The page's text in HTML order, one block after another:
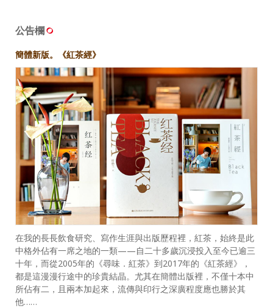
公告欄
簡體新版。《紅茶經》
在我的長長飲食研究、寫作生涯與出版歷程裡，紅茶，始終是此
中格外佔有一席之地的一類——自二十多歲沉浸投入至今已逾三
十年，而從2005年的《尋味．紅茶》到2017年的《紅茶經》，
都是這漫漫行途中的珍貴結晶。尤其在簡體出版裡，不僅十本中
所佔有二，且兩本加起來，流傳與印行之深廣程度應也勝於其
他……